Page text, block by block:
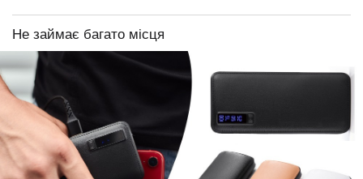
Не займає багато місця